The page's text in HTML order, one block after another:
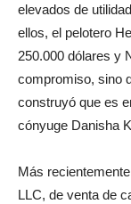
elevados de
ellos, el pelotero
250.000 dólares y
compromiso, sino
construyó que es
cónyuge Danisha
Más
LLC, de venta de